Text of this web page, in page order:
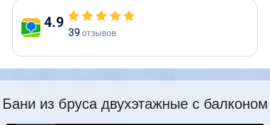
4.9
39 отзывов
Бани из бруса двухэтажные с балконом